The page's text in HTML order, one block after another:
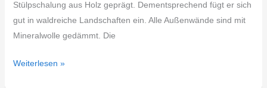
Stülpschalung aus Holz geprägt. Dementsprechend fügt er sich
gut in waldreiche Landschaften ein. Alle Außenwände sind mit
Mineralwolle gedämmt. Die
Weiterlesen »